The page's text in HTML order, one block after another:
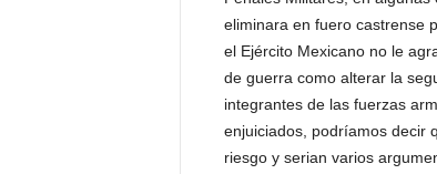
eliminara en fuero castrense
el Ejército Mexicano no le
de guerra como alterar la
integrantes de las fuerzas
enjuiciados, podríamos decir
riesgo y serian varios